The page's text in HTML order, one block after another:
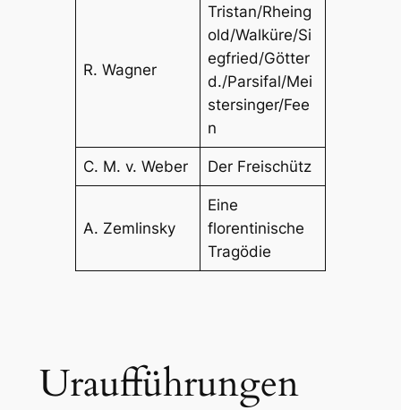
R. Wagner
Tristan/Rheing
old/Walküre/Si
egfried/Götter
d./Parsifal/Mei
stersinger/Fee
n
C. M. v. Weber Der Freischütz
A. Zemlinsky
Eine
florentinische
Tragödie
Uraufführungen